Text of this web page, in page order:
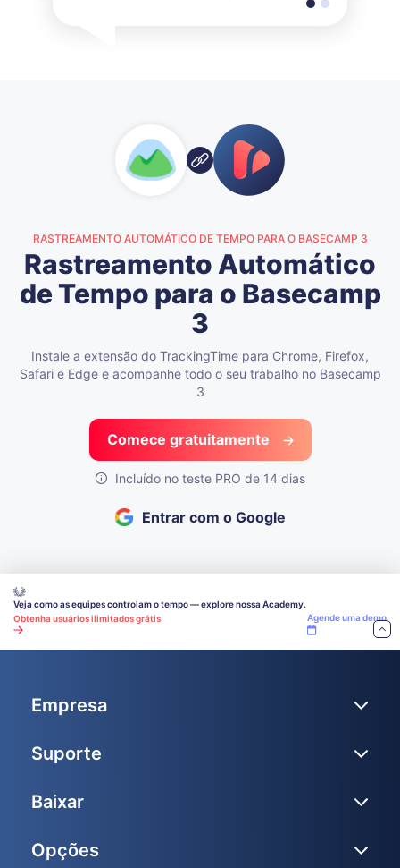
RASTREAMENTO AUTOMÁTICO DE TEMPO PARA O BASECAMP 3
Rastreamento Automático
de Tempo para o Basecamp
3
Instale a extensão do TrackingTime para Chrome, Firefox,
Safari e Edge e acompanhe todo o seu trabalho no Basecamp
3
Comece gratuitamente
Incluído no teste PRO de 14 dias
Entrar com o Google
Veja como as equipes controlam o tempo — explore nossa Academy.
Obtenha usuários ilimitados grátis
Agende uma demo
Empresa
Suporte
Baixar
Opções